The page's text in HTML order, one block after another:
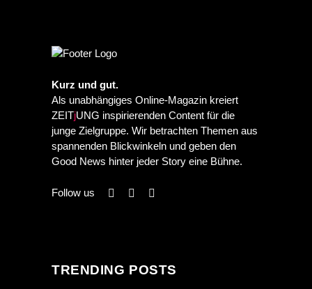
Kurz und gut.
Als unabhängiges Online-Magazin kreiert
ZEITjUNG inspirierenden Content für die
junge Zielgruppe. Wir betrachten Themen aus
spannenden Blickwinkeln und geben den
Good News hinter jeder Story eine Bühne.
Follow us
TRENDING POSTS